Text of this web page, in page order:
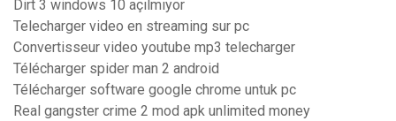
Dirt 3 windows 10 açılmıyor
Telecharger video en streaming sur pc
Convertisseur video youtube mp3 telecharger
Télécharger spider man 2 android
Télécharger software google chrome untuk pc
Real gangster crime 2 mod apk unlimited money